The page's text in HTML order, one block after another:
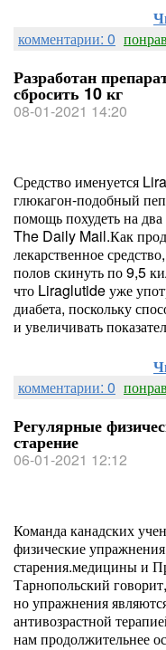
комментарии: 0
Разработан
сбросить 10 кг
08-01-2021 14:20
Средство именуется
глюкагон-подобный
помощь похудеть на
The Daily Mail.Как
лекарственное
полов скинуть по 9,5
что Liraglutide уже
диабета, поскольку
и увеличивать
комментарии: 0
Регулярные
старение
06-01-2021 12:12
Команда канадских
физические
старения.медицины и
Тарнопольский
но упражнения
антивозрастной
нам продолжительнее